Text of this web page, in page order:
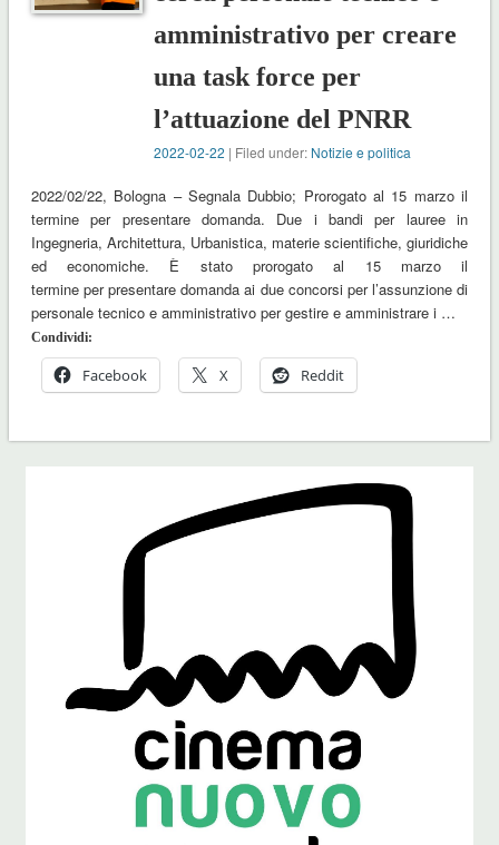
amministrativo per creare
una task force per
l’attuazione del PNRR
2022-02-22 | Filed under: Notizie e politica
2022/02/22, Bologna – Segnala Dubbio; Prorogato al 15 marzo il
termine per presentare domanda. Due i bandi per lauree in
Ingegneria, Architettura, Urbanistica, materie scientifiche, giuridiche
ed economiche. È stato prorogato al 15 marzo il
termine per presentare domanda ai due concorsi per l’assunzione di
personale tecnico e amministrativo per gestire e amministrare i …
Condividi:
Facebook X Reddit